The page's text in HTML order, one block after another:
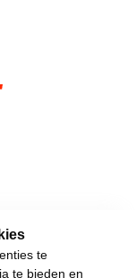
te
te bieden en